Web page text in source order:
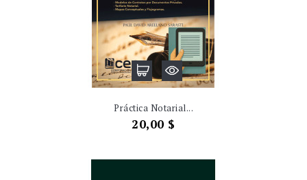
Práctica Notarial...
Precio
20,00 $